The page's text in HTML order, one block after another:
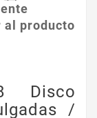
al producto
Disco
/